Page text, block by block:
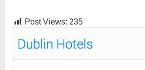
Post Views: 235